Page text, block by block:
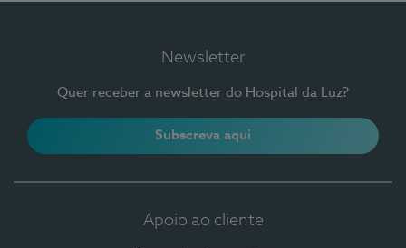
Newsletter
Quer receber a newsletter do Hospital da Luz?
Subscreva aqui
Apoio ao cliente